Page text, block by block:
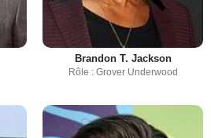
Brandon T. Jackson
Rôle : Grover Underwood